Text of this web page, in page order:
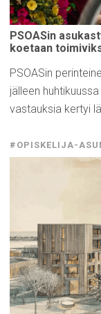
PSOASin
koetaan
PSOASin
jälleen
vastauksia kertyi
#OPISKELIJA-